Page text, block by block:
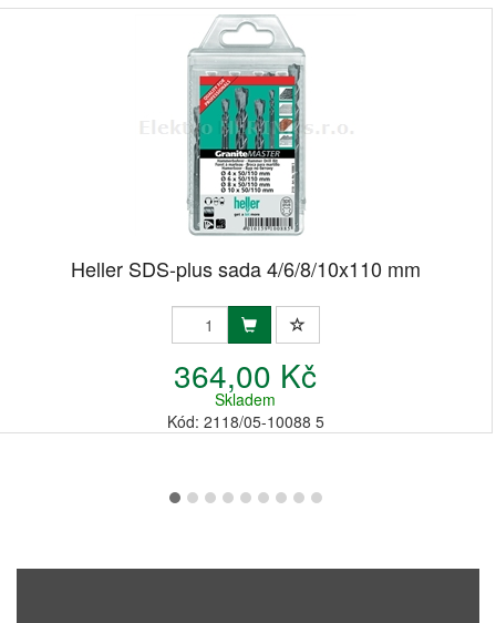
Heller SDS-plus sada 4/6/8/10x110 mm
364,00 Kč
Skladem
Kód: 2118/05-10088 5